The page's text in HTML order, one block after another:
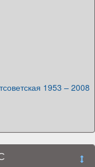
1953 – 2008